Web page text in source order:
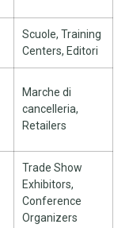
Scuole, Training
Centers, Editori
Marche di
cancelleria,
Retailers
Trade Show
Exhibitors,
Conference
Organizers